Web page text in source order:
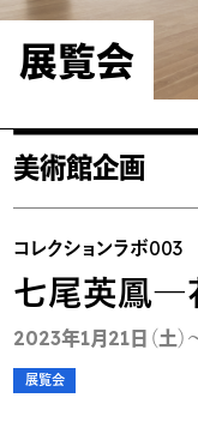
展覧会
美術館企画
コレクションラボ003
七尾英鳳―
2023年1月21日（土）
展覧会